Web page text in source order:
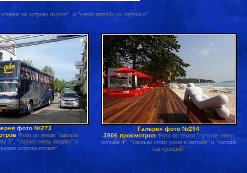
на острове пхукет", и "отели паттайи со спутника".
фото №273
Фото по темам "паттайя
3", "пхукет отель индиго" и
острова пхукет"
Галерея фото №294
3906 просмотров Фото по темам "лучшие отели
паттайи 4", "сколько стоит ужин в паттайе" и "паттайя
сад орхидей"